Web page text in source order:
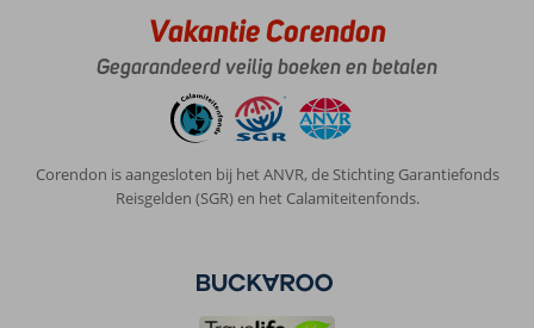
Vakantie Corendon
Gegarandeerd veilig boeken en betalen
Corendon is aangesloten bij het ANVR, de Stichting Garantiefonds
Reisgelden (SGR) en het Calamiteitenfonds.